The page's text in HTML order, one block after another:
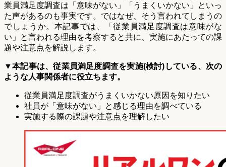
業員満足度調査は「意味がない」「うまくいかない」といっ
た声があるのも事実です。ではなぜ、そう言われてしまうの
でしょうか。本記事では、「従業員満足度調査は意味がな
い」と言われる理由を考察すると共に、実施にあたっての課
題や注意点を解説します。
▼本記事は、従業員満足度調査を実施(検討)している、次の
ような人事関係者に役立ちます。
従業員満足度調査がうまくいかない原因を知りたい
社員が「意味がない」と感じる理由を調べている
実施する際の課題や注意点を理解したい